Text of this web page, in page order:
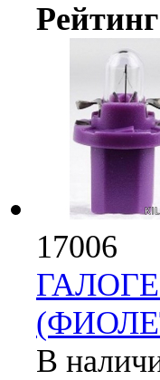
Рейтинг
17006
В